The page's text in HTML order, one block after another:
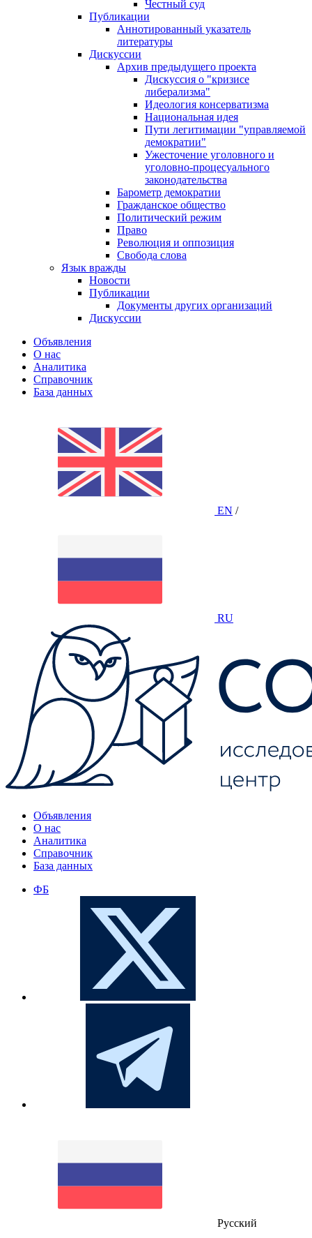
Честный суд
Публикации
Аннотированный указатель
литературы
Дискуссии
Архив предыдущего проекта
Дискуссия о "кризисе
либерализма"
Идеология консерватизма
Национальная идея
Пути легитимации "управляемой
демократии"
Ужесточение уголовного и
уголовно-процесуального
законодательства
Барометр демократии
Гражданское общество
Политический режим
Право
Революция и оппозиция
Свобода слова
Язык вражды
Новости
Публикации
Документы других организаций
Дискуссии
Объявления
О нас
Аналитика
Справочник
База данных
EN /
RU
Объявления
О нас
Аналитика
Справочник
База данных
ФБ
Русский